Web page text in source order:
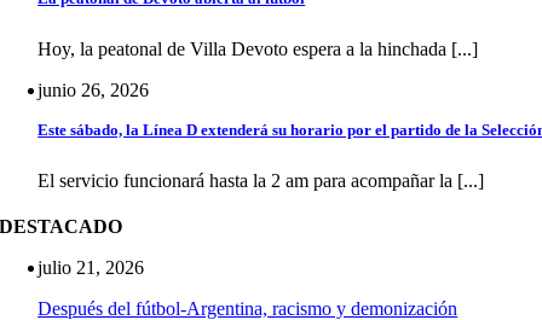
Hoy, la peatonal de Villa Devoto espera a la hinchada [...]
junio 26, 2026
Este sábado, la Línea D extenderá su horario por el partido de la
El servicio funcionará hasta la 2 am para acompañar la [...]
DESTACADO
julio 21, 2026
Después del fútbol-Argentina, racismo y demonización